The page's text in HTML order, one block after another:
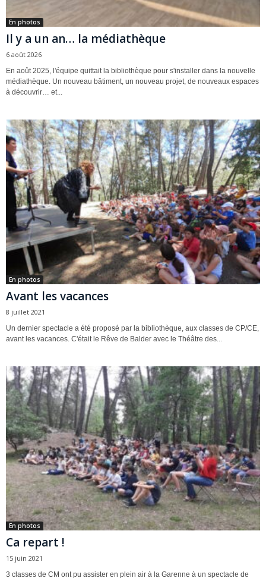
En photos
Il y a un an… la médiathèque
6 août 2026
En août 2025, l'équipe quittait la bibliothèque pour s'installer dans la nouvelle
médiathèque. Un nouveau bâtiment, un nouveau projet, de nouveaux espaces
à découvrir… et...
En photos
Avant les vacances
8 juillet 2021
Un dernier spectacle a été proposé par la bibliothèque, aux classes de CP/CE,
avant les vacances. C'était le Rêve de Balder avec le Théâtre des...
En photos
Ca repart !
15 juin 2021
3 classes de CM ont pu assister en plein air à la Garenne à un spectacle de